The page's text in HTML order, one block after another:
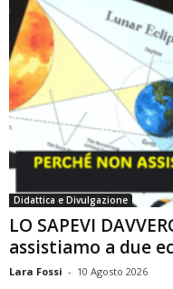
Didattica e Divulgazione
LO SAPEVI
assistiamo a due
Lara Fossi - 10 Agosto 2026